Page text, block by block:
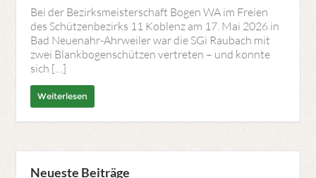
Bei der Bezirksmeisterschaft Bogen WA im Freien
des Schützenbezirks 11 Koblenz am 17. Mai 2026 in
Bad Neuenahr-Ahrweiler war die SGi Raubach mit
zwei Blankbogenschützen vertreten – und konnte
sich […]
Weiterlesen
Neueste Beiträge